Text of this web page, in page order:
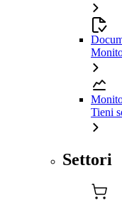
Tieni
Settori